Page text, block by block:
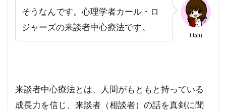
Halu
そうなんです。心理学者カール・ロ
ジャーズの来談者中心療法です。
来談者中心療法とは、人間がもともと持っている
成長力を信じ、来談者（相談者）の話を真剣に聞